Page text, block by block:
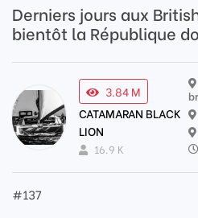
Derniers jours aux
bientôt la République
3.84 M
CATAMARAN BLACK
LION
16.9 K
#137